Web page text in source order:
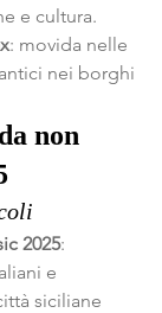
e cultura.
: movida nelle
nei borghi
non
2025:
e
siciliane